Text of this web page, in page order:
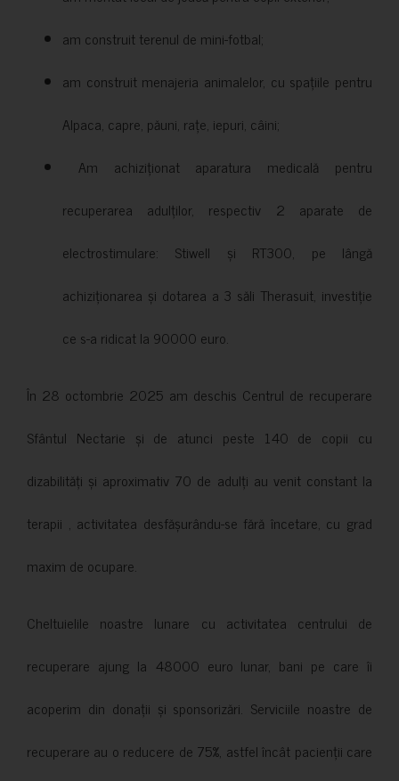
am construit terenul de mini-fotbal;
am construit menajeria animalelor, cu spațiile pentru
Alpaca, capre, păuni, rațe, iepuri, câini;
Am achiziționat aparatura medicală pentru
recuperarea adulților, respectiv 2 aparate de
electrostimulare: Stiwell și RT300, pe lângă
achiziționarea și dotarea a 3 săli Therasuit, investiție
ce s-a ridicat la 90000 euro.
În 28 octombrie 2025 am deschis Centrul de recuperare
Sfântul Nectarie și de atunci peste 140 de copii cu
dizabilități și aproximativ 70 de adulți au venit constant la
terapii , activitatea desfășurându-se fără încetare, cu grad
maxim de ocupare.
Cheltuielile noastre lunare cu activitatea centrului de
recuperare ajung la 48000 euro lunar, bani pe care îi
acoperim din donații și sponsorizări. Serviciile noastre de
recuperare au o reducere de 75%, astfel încât pacienții care